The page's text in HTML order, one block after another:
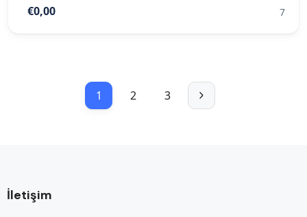
€0,00 7
1 2 3
İletişim